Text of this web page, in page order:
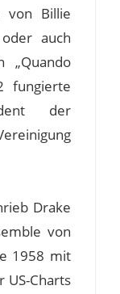
von Billie
auch
„Quando
fungierte
der
Drake
von
1958 mit
US-Charts